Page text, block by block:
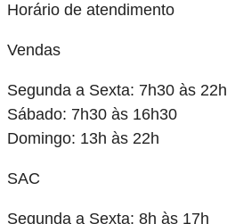
Horário de atendimento
Vendas
Segunda a Sexta: 7h30 às 22h
Sábado: 7h30 às 16h30
Domingo: 13h às 22h
SAC
Segunda a Sexta: 8h às 17h